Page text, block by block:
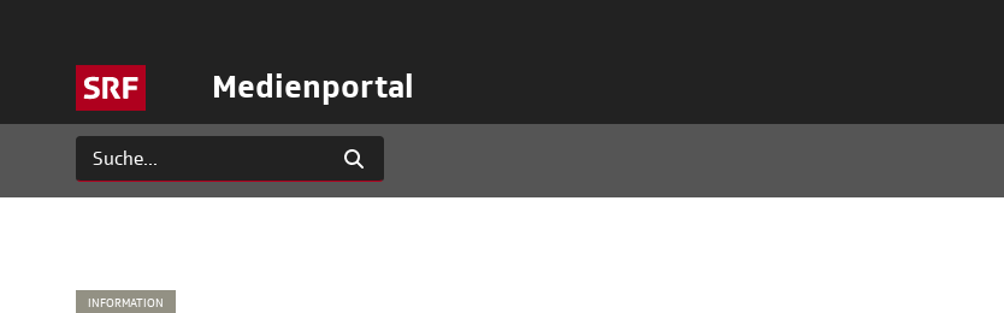
Medienportal
INFORMATION